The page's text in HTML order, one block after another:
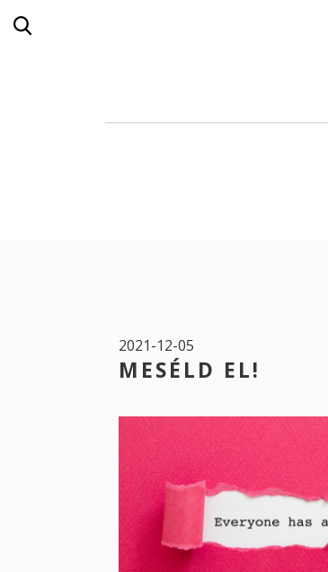
2021-12-05
MESÉLD EL!